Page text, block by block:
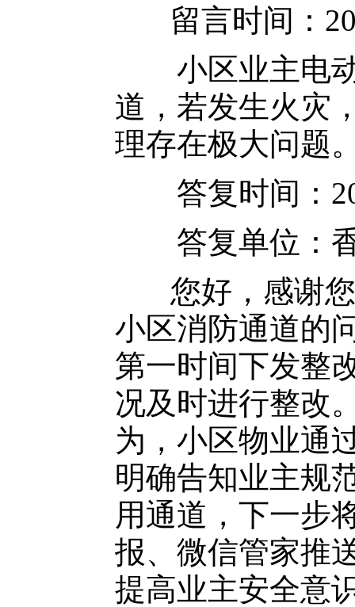
留言时间：
小区业主电动
道，若发生火灾
理存在极大问题
答复时间：
答复单位：香
您好，感谢您
小区消防通道的
第一时间下发整
况及时进行整改
为，小区物业通
明确告知业主规
用通道，下一步
报、微信管家推
提高业主安全意